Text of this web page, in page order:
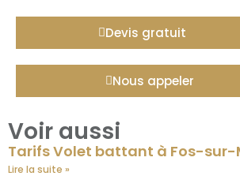
Devis gratuit
Nous appeler
Voir aussi
Tarifs Volet battant à Fos-sur-
Lire la suite »